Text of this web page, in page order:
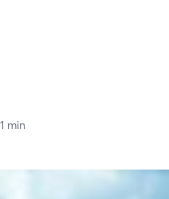
1 min